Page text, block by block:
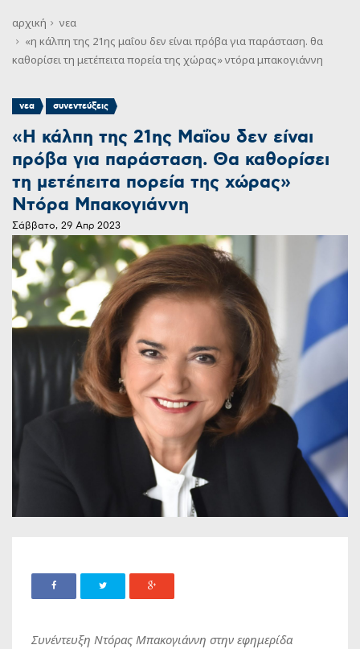
αρχική
νεα
«η κάλπη της 21ης μαΐου δεν είναι πρόβα για παράσταση. θα
καθορίσει τη μετέπειτα πορεία της χώρας» ντόρα μπακογιάννη
νεα , συνεντεύξεις
«Η κάλπη της 21ης Μαΐου δεν είναι
πρόβα για παράσταση. Θα καθορίσει
τη μετέπειτα πορεία της χώρας»
Ντόρα Μπακογιάννη
Σάββατο, 29 Απρ 2023
Συνέντευξη Ντόρας Μπακογιάννη στην εφημερίδα